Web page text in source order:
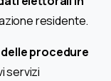
residente.
procedure
servizi